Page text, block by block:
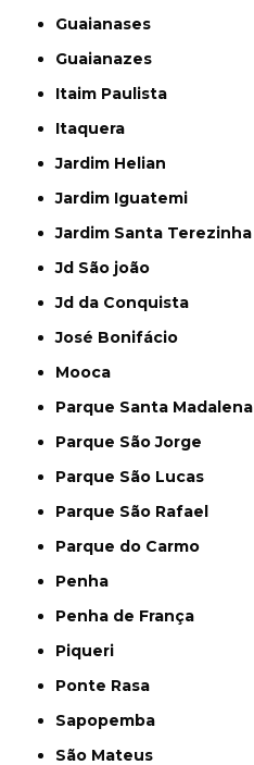
Guaianases
Guaianazes
Itaim Paulista
Itaquera
Jardim Helian
Jardim Iguatemi
Jardim Santa Terezinha
Jd São joão
Jd da Conquista
José Bonifácio
Mooca
Parque Santa Madalena
Parque São Jorge
Parque São Lucas
Parque São Rafael
Parque do Carmo
Penha
Penha de França
Piqueri
Ponte Rasa
Sapopemba
São Mateus